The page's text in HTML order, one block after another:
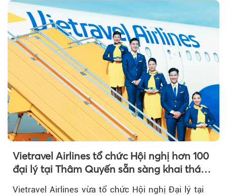
Vietravel Airlines tổ chức Hội nghị hơn 100
đại lý tại Thâm Quyến sẵn sàng khai thác
đường bay thẳng TP.HCM - Thâm Quyến
Vietravel Airlines vừa tổ chức Hội nghị Đại lý tại